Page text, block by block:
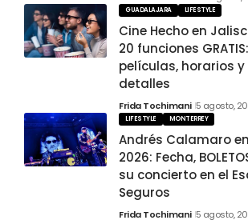
GUADALAJARA LIFESTYLE
Cine Hecho en
20 funciones
películas, horarios
detalles
Frida Tochimani 5 agosto,
LIFESTYLE MONTERREY
Andrés Calamaro
2026: Fecha,
su concierto en el
Seguros
Frida Tochimani 5 agosto,